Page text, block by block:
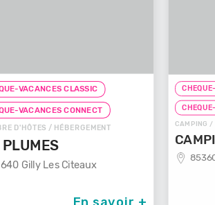
VACANCES CLASSIC
VACANCES CONNECT
D'HÔTES / HÉBERGEMENT
PLUMES
Gilly Les Citeaux
En savoir +
CAMPING /